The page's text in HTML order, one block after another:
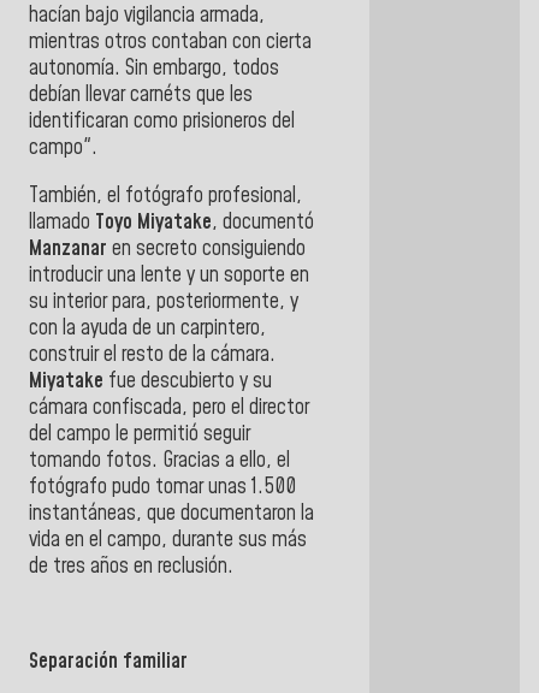
hacían bajo vigilancia armada,
mientras otros contaban con cierta
autonomía. Sin embargo, todos
debían llevar carnéts que les
identificaran como prisioneros del
campo".
También, el fotógrafo profesional,
llamado Toyo Miyatake, documentó
Manzanar en secreto consiguiendo
introducir una lente y un soporte en
su interior para, posteriormente, y
con la ayuda de un carpintero,
construir el resto de la cámara.
Miyatake fue descubierto y su
cámara confiscada, pero el director
del campo le permitió seguir
tomando fotos. Gracias a ello, el
fotógrafo pudo tomar unas 1.500
instantáneas, que documentaron la
vida en el campo, durante sus más
de tres años en reclusión.
Separación familiar